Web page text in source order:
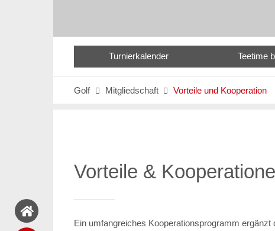
Turnierkalender Teetime
Golf  Mitgliedschaft  Vorteile und Kooperation
Vorteile &
Ein umfangreiches Kooperationsprogramm